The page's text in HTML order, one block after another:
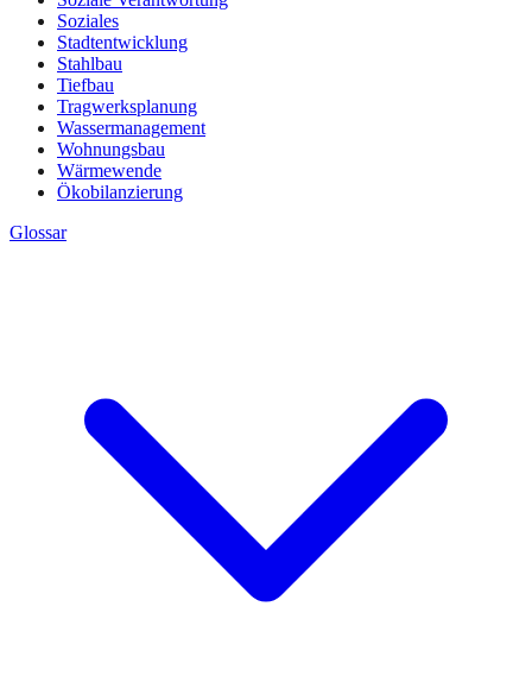
Soziales
Stadtentwicklung
Stahlbau
Tiefbau
Tragwerksplanung
Wassermanagement
Wohnungsbau
Wärmewende
Ökobilanzierung
Glossar